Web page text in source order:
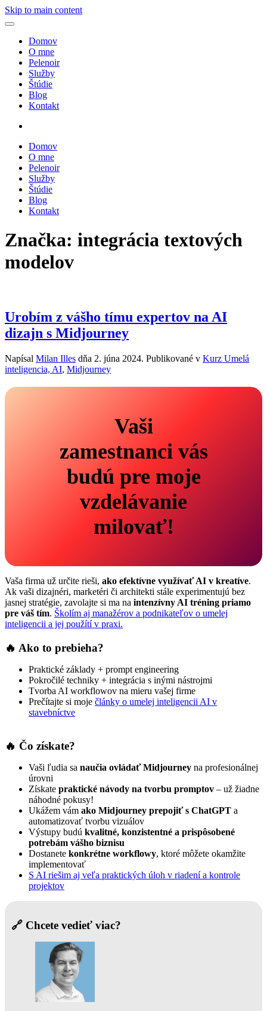
Skip to main content
Domov
O mne
Pelenoir
Služby
Štúdie
Blog
Kontakt
Domov
O mne
Pelenoir
Služby
Štúdie
Blog
Kontakt
Značka: integrácia textových
modelov
Urobím z vášho tímu expertov na AI
dizajn s Midjourney
Napísal Milan Illes dňa 2. júna 2024. Publikované v Kurz Umelá
inteligencia, AI, Midjourney
Vaši
zamestnanci vás
budú pre moje
vzdelávanie
milovať!
Vaša firma už určite rieši, ako efektívne využívať AI v kreatíve.
Ak vaši dizajnéri, marketéri či architekti stále experimentujú bez
jasnej stratégie, zavolajte si ma na intenzívny AI tréning priamo
pre váš tím. Školím aj manažérov a podnikateľov o umelej
inteligencii a jej použítí v praxi.
🔥 Ako to prebieha?
Praktické základy + prompt engineering
Pokročilé techniky + integrácia s inými nástrojmi
Tvorba AI workflowov na mieru vašej firme
Prečítajte si moje články o umelej inteligencii AI v
stavebníctve
🔥 Čo získate?
Vaši ľudia sa naučia ovládať Midjourney na profesionálnej
úrovni
Získate praktické návody na tvorbu promptov – už žiadne
náhodné pokusy!
Ukážem vám ako Midjourney prepojiť s ChatGPT a
automatizovať tvorbu vizuálov
Výstupy budú kvalitné, konzistentné a prispôsobené
potrebám vášho biznisu
Dostanete konkrétne workflowy, ktoré môžete okamžite
implementovať
S AI riešim aj veľa praktických úloh v riadení a kontrole
projektov
🔗 Chcete vedieť viac?